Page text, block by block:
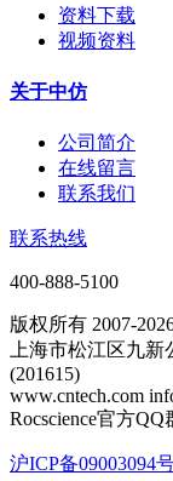
资料下载
视频资料
关于中仿
公司简介
在线留言
联系我们
联系热线
400-888-5100
版权所有 2007-
上海市松江区九
(201615)
www.cntech.com
Rocscience官方QQ
沪ICP备09003094